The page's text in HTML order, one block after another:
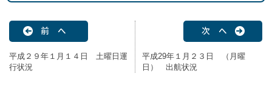
前 へ
平成２９年１月１４日 土曜日運
行状況
次 へ
平成29年１月２３日 （月曜
日） 出航状況